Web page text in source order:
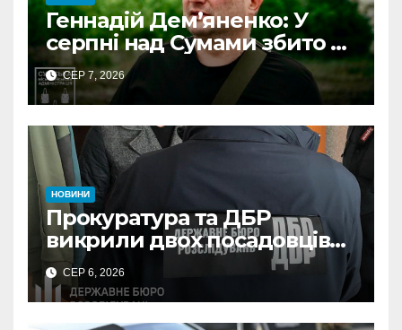
Геннадій Дем’яненко: У
серпні над Сумами збито 6
КАБів
СЕР 7, 2026
НОВИНИ
Прокуратура та ДБР
викрили двох посадовців
ДПС Сумщини на вимаганні
неправомірної вигоди у
ФОПа
СЕР 6, 2026